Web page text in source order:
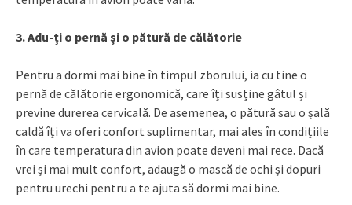
3. Adu-ți o pernă și o pătură de călătorie
Pentru a dormi mai bine în timpul zborului, ia cu tine o
pernă de călătorie ergonomică, care îți susține gâtul și
previne durerea cervicală. De asemenea, o pătură sau o șală
caldă îți va oferi confort suplimentar, mai ales în condițiile
în care temperatura din avion poate deveni mai rece. Dacă
vrei și mai mult confort, adaugă o mască de ochi și dopuri
pentru urechi pentru a te ajuta să dormi mai bine.